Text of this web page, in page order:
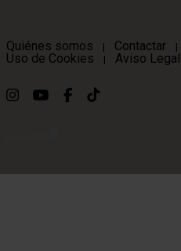
Quiénes somos | Contactar |
Uso de Cookies | Aviso Legal
Link a instagram
Link a youtube
Link a facebook
Link a ticktok